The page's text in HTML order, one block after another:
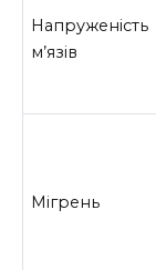
Напруженість
м’язів
Мігрень